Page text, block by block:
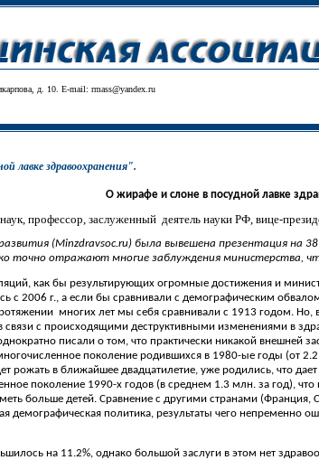
д. 10. E-mail: rmass@yandex.ru
лавке здравоохранения".
О жирафе и слоне в посудной лавке
профессор, заслуженный деятель науки РФ, вице-
(Minzdravsoc.ru) была вывешена презентация на
точно отражают многие заблуждения министерства,
как бы результирующих огромные достижения и
с 2006 г., а если бы сравнивали с демографическим
многих лет мы себя сравнивали с 1913 годом.
связи с происходящими деструктивными изменениями в
писали о том, что практически никакой внешней
поколение родившихся в 1980-ые годы (от 2.2
рожать в ближайшее двадцатилетие, уже родились, что
поколение 1990-х годов (в среднем 1.3 млн. за год),
больше детей. Сравнение с другими странами (Франция,
демографическая политика, результаты чего
на 11.2%, однако большой заслуги в этом нет